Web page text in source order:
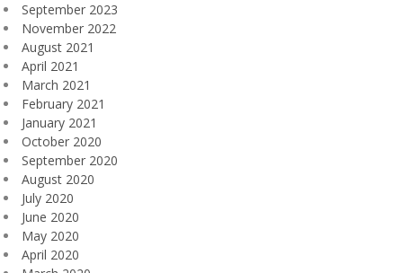
September 2023
November 2022
August 2021
April 2021
March 2021
February 2021
January 2021
October 2020
September 2020
August 2020
July 2020
June 2020
May 2020
April 2020